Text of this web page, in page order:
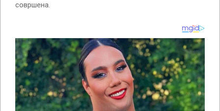
совршена.